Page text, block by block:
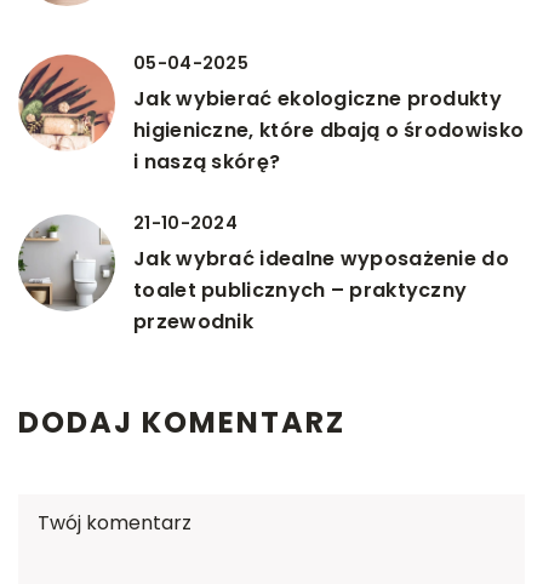
05-04-2025
Jak wybierać ekologiczne produkty
higieniczne, które dbają o środowisko
i naszą skórę?
21-10-2024
Jak wybrać idealne wyposażenie do
toalet publicznych – praktyczny
przewodnik
DODAJ KOMENTARZ